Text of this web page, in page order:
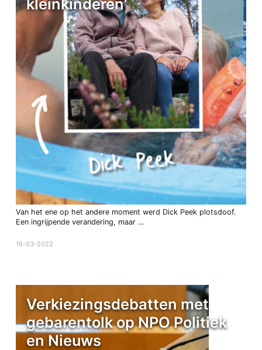
kleinkinderen’
Van het ene op het andere moment werd Dick Peek plotsdoof.
Een ingrijpende verandering, maar …
16-03-2022
Verkiezingsdebatten met
gebarentolk op NPO Politiek
en Nieuws